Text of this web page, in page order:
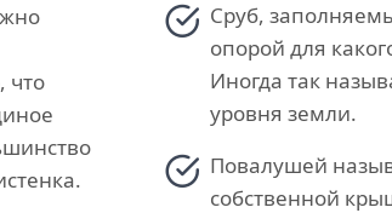
что
Сруб,
опорой для
Иногда так
уровня земли.
Повалушей
собственной